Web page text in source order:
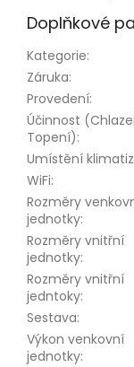
Doplňkové
Kategorie:
Záruka:
Provedení:
Účinnost
Topení):
Umístění
WiFi:
Rozměry
jednotky:
Rozměry vnitřní
jednotky:
Rozměry vnitřní
jedntoky:
Sestava:
Výkon venkovní
jednotky: